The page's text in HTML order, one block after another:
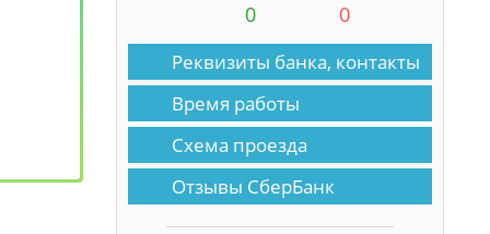
0 0
Реквизиты банка, контакты
Время работы
Схема проезда
Отзывы СберБанк